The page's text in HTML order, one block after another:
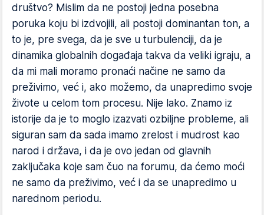
društvo? Mislim da ne postoji jedna posebna
poruka koju bi izdvojili, ali postoji dominantan ton, a
to je, pre svega, da je sve u turbulenciji, da je
dinamika globalnih događaja takva da veliki igraju, a
da mi mali moramo pronaći načine ne samo da
preživimo, već i, ako možemo, da unapredimo svoje
živote u celom tom procesu. Nije lako. Znamo iz
istorije da je to moglo izazvati ozbiljne probleme, ali
siguran sam da sada imamo zrelost i mudrost kao
narod i država, i da je ovo jedan od glavnih
zaključaka koje sam čuo na forumu, da ćemo moći
ne samo da preživimo, već i da se unapredimo u
narednom periodu.